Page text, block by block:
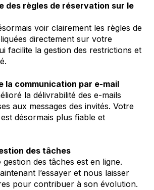
des règles de réservation sur le
voir clairement les règles de
directement sur votre
facilite la gestion des restrictions et
la communication par e-mail
la délivrabilité des e-mails
aux messages des invités. Votre
désormais plus fiable et
des tâches
gestion des tâches est en ligne.
l’essayer et nous laisser
pour contribuer à son évolution.